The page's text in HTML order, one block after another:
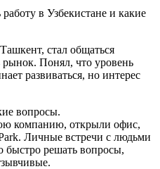
в Узбекистане и какие
стал общаться
рынок. Понял, что уровень
развиваться, но интерес
вопросы.
компанию, открыли офис,
Личные встречи с людьми
быстро решать вопросы,